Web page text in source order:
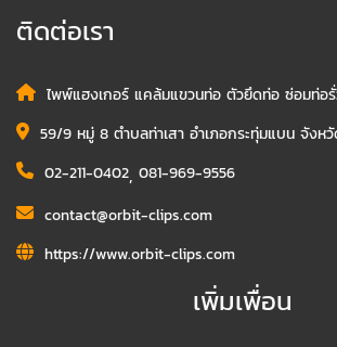
ติดต่อเรา
ไพพ์แฮงเกอร์ แคล้มแขวนท่อ ตัวยึดท่อ ซ่อมท่อ
59/9 หมู่ 8 ตำบลท่าเสา อำเภอกระทุ่มแบน จังห
02-211-0402, 081-969-9556
contact@orbit-clips.com
https://www.orbit-clips.com
เพิ่มเพื่อน